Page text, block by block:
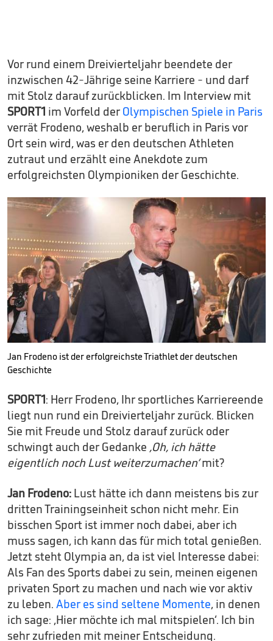
Vor rund einem Dreivierteljahr beendete der
inzwischen 42-Jährige seine Karriere - und darf
mit Stolz darauf zurückblicken. Im Interview mit
SPORT1 im Vorfeld der Olympischen Spiele in Paris
verrät Frodeno, weshalb er beruflich in Paris vor
Ort sein wird, was er den deutschen Athleten
zutraut und erzählt eine Anekdote zum
erfolgreichsten Olympioniken der Geschichte.
Jan Frodeno ist der erfolgreichste Triathlet der deutschen
Geschichte
SPORT1: Herr Frodeno, Ihr sportliches Karriereende
liegt nun rund ein Dreivierteljahr zurück. Blicken
Sie mit Freude und Stolz darauf zurück oder
schwingt auch der Gedanke ‚Oh, ich hätte
eigentlich noch Lust weiterzumachen‘mit?
Jan Frodeno: Lust hätte ich dann meistens bis zur
dritten Trainingseinheit schon nicht mehr. Ein
bisschen Sport ist immer noch dabei, aber ich
muss sagen, ich kann das für mich total genießen.
Jetzt steht Olympia an, da ist viel Interesse dabei:
Als Fan des Sports dabei zu sein, meinen eigenen
privaten Sport zu machen und nach wie vor aktiv
zu leben. Aber es sind seltene Momente, in denen
ich sage: ‚Hier möchte ich mal mitspielen‘. Ich bin
sehr zufrieden mit meiner Entscheidung.